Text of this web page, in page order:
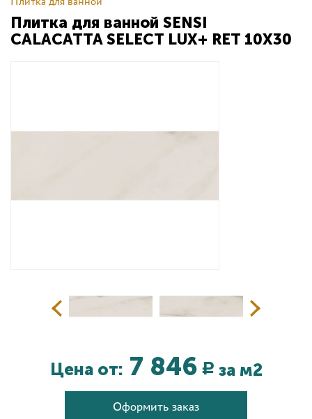
Сертификаты
Контакты
Плитка для ванной SENSI
CALACATTA SELECT LUX+ RET 10X30
Цена от: 7 846 Р за м2
Оформить заказ